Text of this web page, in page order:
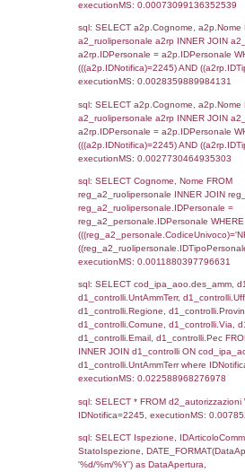
sql: SELECT
`userlevels`,
sql: SELECT
WHERE
sql: SELECT
executionMS:
sql: SELECT
localita,
n.FileNotificaZip,
LEFT JOIN
n.CodiceUnivoco
a1.CodiceUnivoco
el_comuni AS
el_com.IstComune
a1.ProvinciaStab =
sql: SELECT